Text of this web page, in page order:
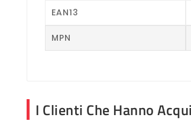
EAN13
MPN
I Clienti Che Hanno